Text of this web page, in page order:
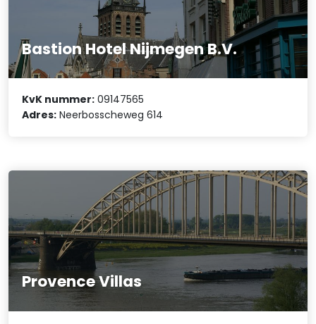
Bastion Hotel Nijmegen B.V.
KvK nummer: 09147565
Adres: Neerbosscheweg 614
Provence Villas